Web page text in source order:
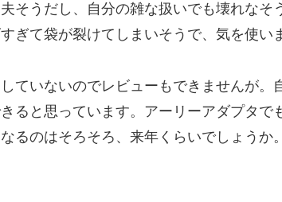
そうだし、自分の雑な扱いでも壊れなそ
ぎて袋が裂けてしまいそうで、気を使い
ていないのでレビューもできませんが。
ると思っています。アーリーアダプタで
るのはそろそろ、来年くらいでしょうか。